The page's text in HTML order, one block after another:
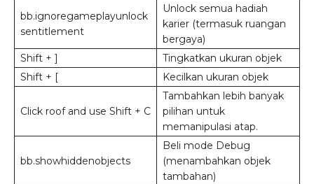
bb.ignoregameplayunlock
sentitlement
Unlock semua hadiah
karier (termasuk ruangan
bergaya)
Shift + ]
Tingkatkan ukuran objek
Shift + [
Kecilkan ukuran objek
Click roof and use Shift + C
Tambahkan lebih banyak
pilihan untuk
memanipulasi atap.
bb.showhiddenobjects
Beli mode Debug
(menambahkan objek
tambahan)